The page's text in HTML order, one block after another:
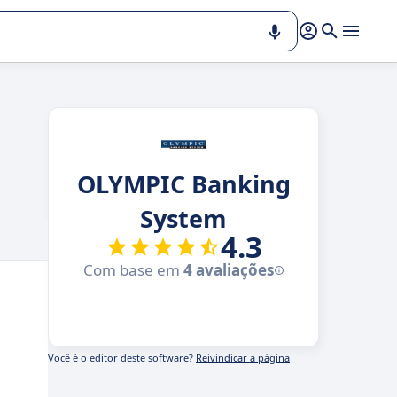
OLYMPIC Banking
System
4.3
Com base em 4 avaliações
Você é o editor deste software? Reivindicar a página